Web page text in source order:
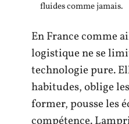
fluides comme jamais.
En France comme
logistique ne se
technologie pure.
habitudes, oblige
former, pousse les
compétence.